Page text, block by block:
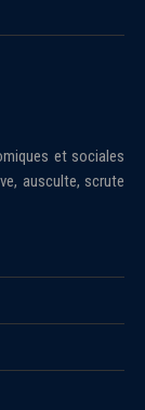
et sociales
ausculte, scrute